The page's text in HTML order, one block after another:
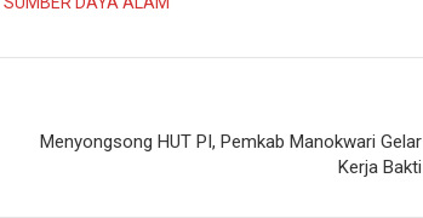
Menyongsong HUT PI, Pemkab Manokwari Gelar
Kerja Bakti